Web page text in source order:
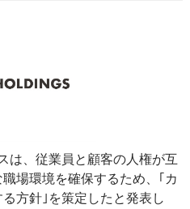
は、従業員と顧客の人権が互
場環境を確保するため、｢カ
方針｣を策定したと発表し